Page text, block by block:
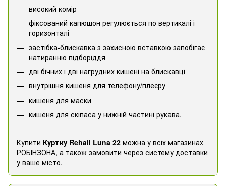
високий комір
фіксований капюшон регулюється по вертикалі і
горизонталі
застібка-блискавка з захисною вставкою запобігає
натиранню підборіддя
дві бічних і дві нагрудних кишені на блискавці
внутрішня кишеня для телефону/плеєру
кишеня для маски
кишеня для скіпаса у нижній частині рукава.
Купити Куртку Rehall Luna 22 можна у всіх магазинах
РОБІНЗОНА, а також замовити через систему доставки
у ваше місто.